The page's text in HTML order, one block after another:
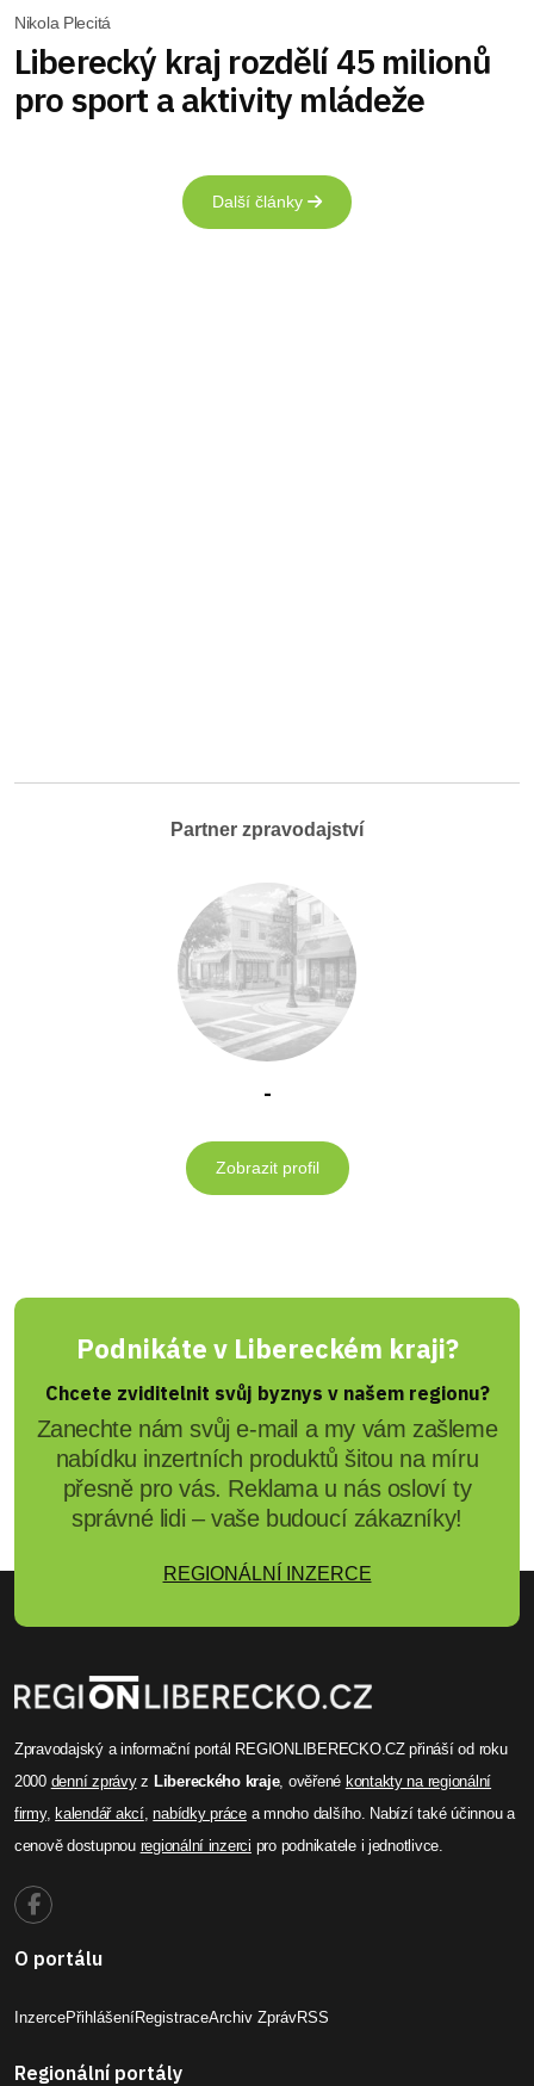
Nikola Plecitá
Liberecký kraj rozdělí 45 milionů
pro sport a aktivity mládeže
Další články
Partner zpravodajství
-
Zobrazit profil
Podnikáte v Libereckém kraji?
Chcete zviditelnit svůj byznys v našem regionu?
Zanechte nám svůj e-mail a my vám zašleme
nabídku inzertních produktů šitou na míru
přesně pro vás. Reklama u nás osloví ty
správné lidi – vaše budoucí zákazníky!
REGIONÁLNÍ INZERCE
Zpravodajský a informační portál REGIONLIBERECKO.CZ přináší od roku
2000 denní zprávyz Libereckého kraje, ověřené kontakty na regionální
firmy,kalendář akcí,nabídky prácea mnoho dalšího. Nabízí také účinnou a
cenově dostupnou regionální inzerci pro podnikatele i jednotlivce.
O portálu
InzercePřihlášeníRegistraceArchiv ZprávRSS
Regionální portály